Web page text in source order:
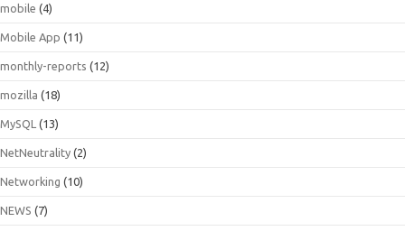
mobile (4)
Mobile App (11)
monthly-reports (12)
mozilla (18)
MySQL (13)
NetNeutrality (2)
Networking (10)
NEWS (7)